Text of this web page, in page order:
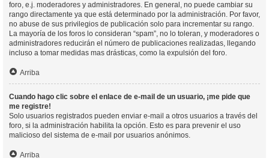
foro, e.j. moderadores y administradores. En general, no puede cambiar su
rango directamente ya que está determinado por la administración. Por favor,
no abuse de sus privilegios de publicación solo para incrementar su rango.
La mayoría de los foros lo consideran “spam”, no lo toleran, y moderadores o
administradores reducirán el número de publicaciones realizadas, llegando
incluso a tomar medidas mas drásticas, como la expulsión del foro.
Arriba
Cuando hago clic sobre el enlace de e-mail de un usuario, ¡me pide que
me registre!
Solo usuarios registrados pueden enviar e-mail a otros usuarios a través del
foro, si la administración habilita la opción. Esto es para prevenir el uso
malicioso del sistema de e-mail por usuarios anónimos.
Arriba